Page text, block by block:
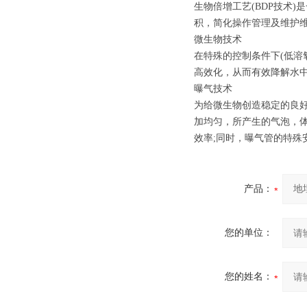
生物倍增工艺(BDP技术)
积，简化操作管理及维护
微生物技术
在特殊的控制条件下(低溶
高效化，从而有效降解水
曝气技术
为给微生物创造稳定的良
加均匀，所产生的气泡，
效率;同时，曝气管的特殊
产品：
您的单位：
您的姓名：